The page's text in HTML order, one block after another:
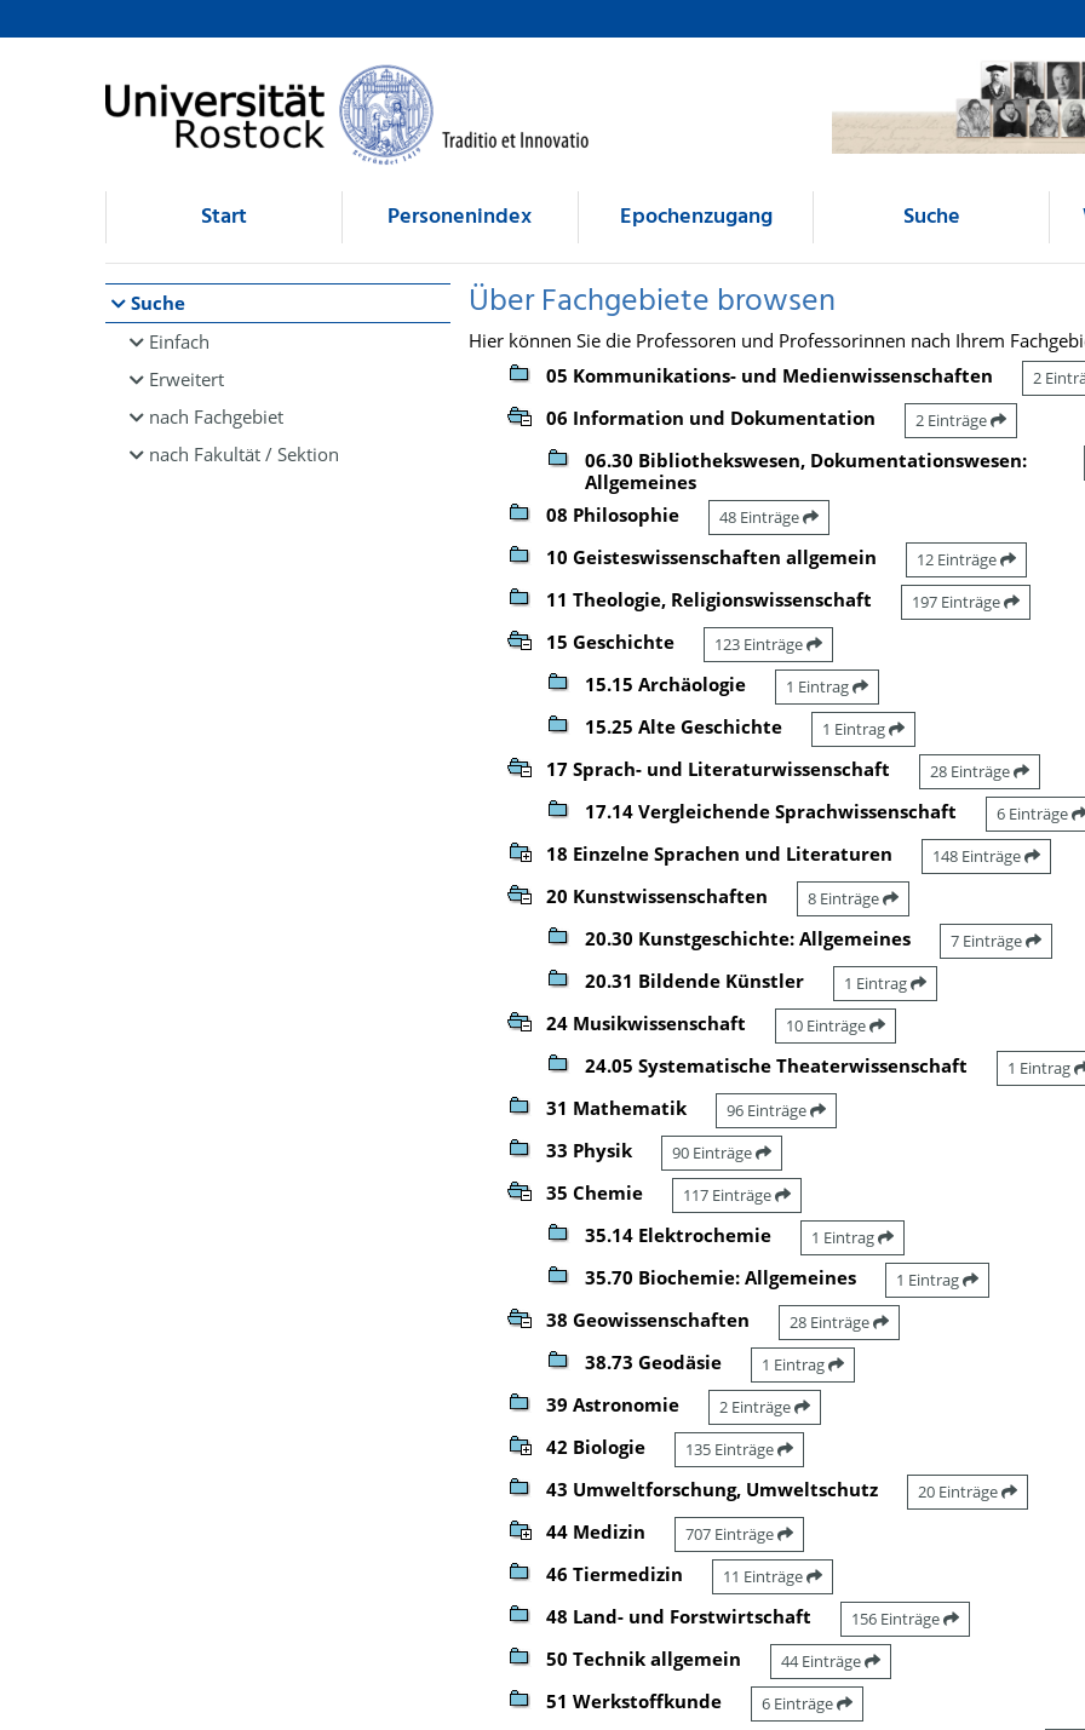
Browsen
direkt zum Inhalt
Start Personenindex Epochenzugang Suche
Suche
Einfach
Erweitert
nach Fachgebiet
nach Fakultät / Sektion
Über Fachgebiete browsen
Hier können Sie die Professoren und Professorinnen nach Ihrem
05 Kommunikations- und Medienwissenschaften
2
06 Information und Dokumentation 2 Einträge
06.30 Bibliothekswesen, Dokumentationswesen:
Allgemeines
08 Philosophie 48 Einträge
10 Geisteswissenschaften allgemein 12 Einträge
11 Theologie, Religionswissenschaft 197 Einträge
15 Geschichte 123 Einträge
15.15 Archäologie 1 Eintrag
15.25 Alte Geschichte 1 Eintrag
17 Sprach- und Literaturwissenschaft 28 Einträge
17.14 Vergleichende Sprachwissenschaft 6 Einträge
18 Einzelne Sprachen und Literaturen 148 Einträge
20 Kunstwissenschaften 8 Einträge
20.30 Kunstgeschichte: Allgemeines 7 Einträge
20.31 Bildende Künstler 1 Eintrag
24 Musikwissenschaft 10 Einträge
24.05 Systematische Theaterwissenschaft 1 Eintrag
31 Mathematik 96 Einträge
33 Physik 90 Einträge
35 Chemie 117 Einträge
35.14 Elektrochemie 1 Eintrag
35.70 Biochemie: Allgemeines 1 Eintrag
38 Geowissenschaften 28 Einträge
38.73 Geodäsie 1 Eintrag
39 Astronomie 2 Einträge
42 Biologie 135 Einträge
43 Umweltforschung, Umweltschutz 20 Einträge
44 Medizin 707 Einträge
46 Tiermedizin 11 Einträge
48 Land- und Forstwirtschaft 156 Einträge
50 Technik allgemein 44 Einträge
51 Werkstoffkunde 6 Einträge